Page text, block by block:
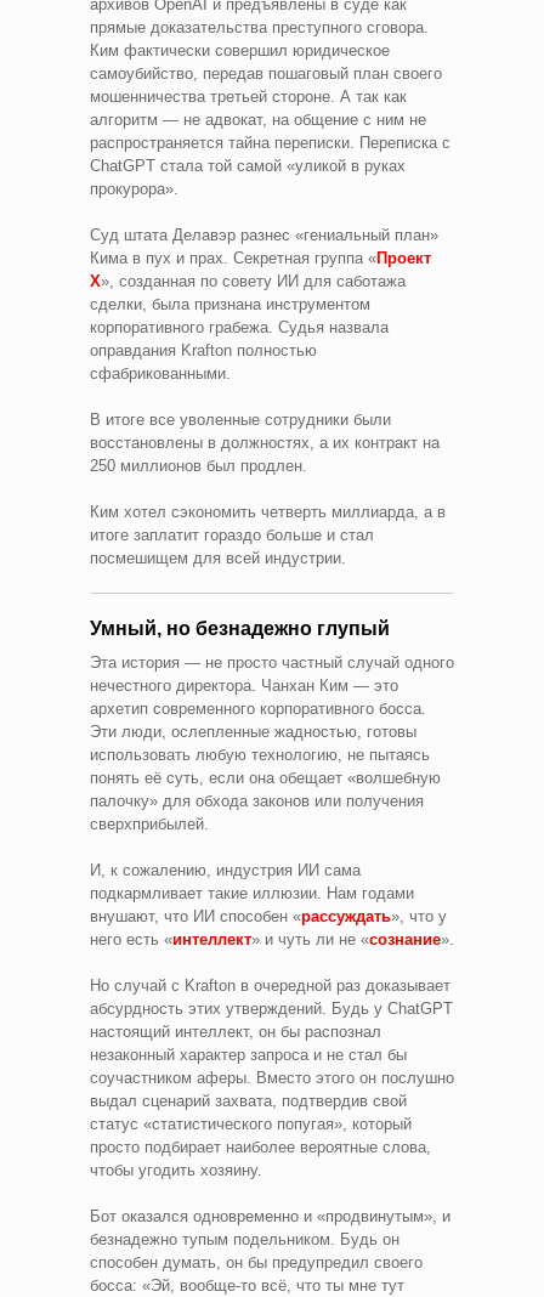
архивов OpenAI и предъявлены в суде как
прямые доказательства преступного сговора.
Ким фактически совершил юридическое
самоубийство, передав пошаговый план своего
мошенничества третьей стороне. А так как
алгоритм — не адвокат, на общение с ним не
распространяется тайна переписки. Переписка с
ChatGPT стала той самой «уликой в руках
прокурора».
Суд штата Делавэр разнес «гениальный план»
Кима в пух и прах. Секретная группа «Проект
X», созданная по совету ИИ для саботажа
сделки, была признана инструментом
корпоративного грабежа. Судья назвала
оправдания Krafton полностью
сфабрикованными.
В итоге все уволенные сотрудники были
восстановлены в должностях, а их контракт на
250 миллионов был продлен.
Ким хотел сэкономить четверть миллиарда, а в
итоге заплатит гораздо больше и стал
посмешищем для всей индустрии.
Умный, но безнадежно глупый
Эта история — не просто частный случай одного
нечестного директора. Чанхан Ким — это
архетип современного корпоративного босса.
Эти люди, ослепленные жадностью, готовы
использовать любую технологию, не пытаясь
понять её суть, если она обещает «волшебную
палочку» для обхода законов или получения
сверхприбылей.
И, к сожалению, индустрия ИИ сама
подкармливает такие иллюзии. Нам годами
внушают, что ИИ способен «рассуждать», что у
него есть «интеллект» и чуть ли не «сознание».
Но случай с Krafton в очередной раз доказывает
абсурдность этих утверждений. Будь у ChatGPT
настоящий интеллект, он бы распознал
незаконный характер запроса и не стал бы
соучастником аферы. Вместо этого он послушно
выдал сценарий захвата, подтвердив свой
статус «статистического попугая», который
просто подбирает наиболее вероятные слова,
чтобы угодить хозяину.
Бот оказался одновременно и «продвинутым», и
безнадежно тупым подельником. Будь он
способен думать, он бы предупредил своего
босса: «Эй, вообще-то всё, что ты мне тут